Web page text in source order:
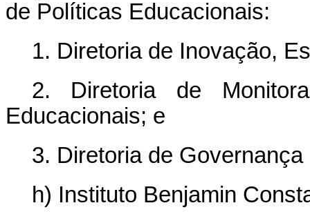
de Políticas Educacionais:
1. Diretoria de Inovação,
2. Diretoria de
Educacionais; e
3. Diretoria de
h) Instituto Benjamin